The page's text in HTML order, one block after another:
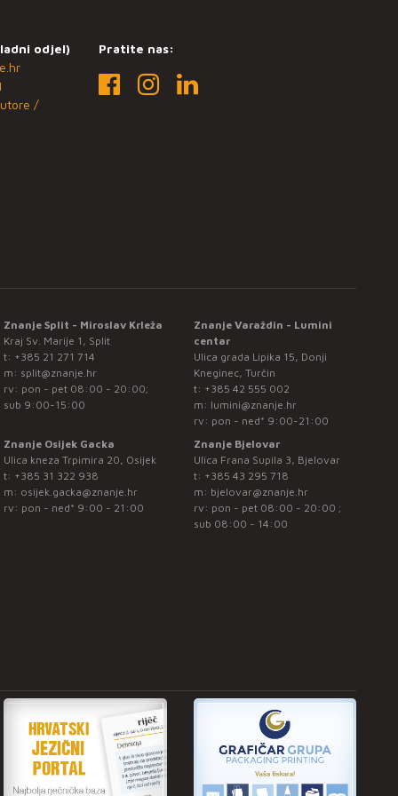
odjel)
/
Pratite nas:
Znanje Split - Miroslav Krleža
Kraj Sv. Marije 1, Split
t: +385 21 271 714
m: split@znanje.hr
rv: pon - pet 08:00 - 20:00;
sub 9:00-15:00
Znanje Varaždin - Lumini
centar
Ulica grada Lipika 15, Donji
Kneginec, Turčin
t: +385 42 555 002
m: lumini@znanje.hr
rv: pon - ned* 9:00-21:00
Znanje Osijek Gacka
Ulica kneza Trpimira 20, Osijek
t: +385 31 322 938
m: osijek.gacka@znanje.hr
rv: pon - ned* 9:00 - 21:00
Znanje Bjelovar
Ulica Frana Supila 3, Bjelovar
t: +385 43 295 718
m: bjelovar@znanje.hr
rv: pon - pet 08:00 - 20:00 ;
sub 08:00 - 14:00